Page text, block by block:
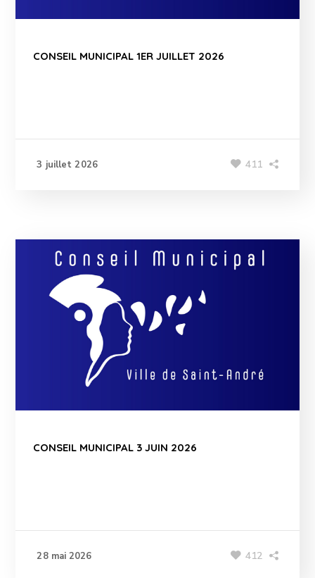
CONSEIL MUNICIPAL 1ER JUILLET 2026
3 juillet 2026 411
CONSEIL MUNICIPAL 3 JUIN 2026
28 mai 2026 412